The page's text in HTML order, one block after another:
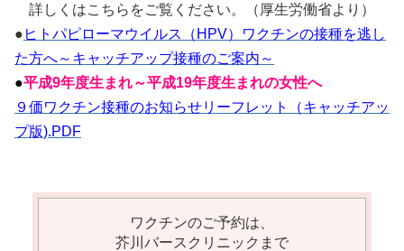
詳しくはこちらをご覧ください。（厚生労働省より）
● ヒトパピローマウイルス（HPV）ワクチンの接種を逃し
た方へ～キャッチアップ接種のご案内～
●平成9年度生まれ～平成19年度生まれの女性へ
９価ワクチン接種のお知らせリーフレット（キャッチアッ
プ版).PDF
ワクチンのご予約は、
芥川バースクリニックまで